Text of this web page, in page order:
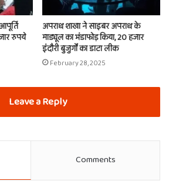
रुपये
अपराध शाखा ने साइबर अपराध के
माड्यूल का भंडाफोड़ किया, 20 हजार
इंदौरी बुजुर्गों का डाटा लीक
February 28, 2025
Leave a Reply
Comments